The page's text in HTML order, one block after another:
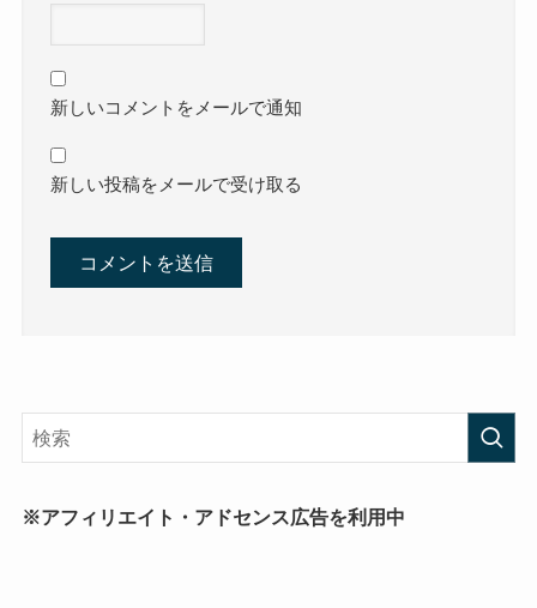
新しいコメントをメールで通知
新しい投稿をメールで受け取る
※アフィリエイト・アドセンス広告を利用中